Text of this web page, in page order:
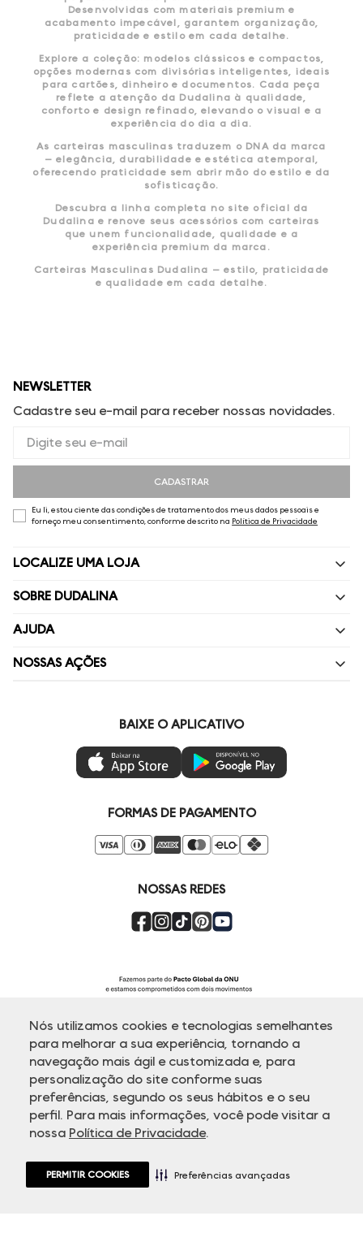
Nós utilizamos cookies e tecnologias semelhantes
para melhorar a sua experiência, tornando a
navegação mais ágil e customizada e, para
personalização do site conforme suas
preferências, segundo os seus hábitos e o seu
perfil. Para mais informações, você pode visitar a
nossa Política de Privacidade.
PERMITIR COOKIES Preferências avançadas
Desenvolvidas com materiais premium e
acabamento impecável, garantem organização,
praticidade e estilo em cada detalhe.
Explore a coleção: modelos clássicos e compactos,
opções modernas com divisórias inteligentes, ideais
para cartões, dinheiro e documentos. Cada peça
reflete a atenção da Dudalina à qualidade,
conforto e design refinado, elevando o visual e a
experiência do dia a dia.
As carteiras masculinas traduzem o DNA da marca
— elegância, durabilidade e estética atemporal,
oferecendo praticidade sem abrir mão do estilo e da
sofisticação.
Descubra a linha completa no site oficial da
Dudalina e renove seus acessórios com carteiras
que unem funcionalidade, qualidade e a
experiência premium da marca.
Carteiras Masculinas Dudalina — estilo, praticidade
e qualidade em cada detalhe.
NEWSLETTER
Cadastre seu e-mail para receber nossas novidades.
CADASTRAR
Eu li, estou ciente das condições de tratamento dos meus dados pessoais e
forneço meu consentimento, conforme descrito na Política de Privacidade
LOCALIZE UMA LOJA
SOBRE DUDALINA
Quem Somos
Nossas Lojas
Ética e Sustentabilidade
AJUDA
Perguntas Frequentes
Troca e Devoluções
Regulamentos
Compre pelo Whatsapp
NOSSAS AÇÕES
Mastercard
Azul Fidelidade
Venda Corporativa
Super Friday
BAIXE O APLICATIVO
FORMAS DE PAGAMENTO
NOSSAS REDES
© Copyright 2000-2026 - Todos os direitos reservados. A Dudalina
promoções e disponibilidade de estoque a qualquer momento.
Em caso de dúvidas:0800 770 5510.
Horário de Atendimentodas 8h às 20h de segunda a sexta-feira e